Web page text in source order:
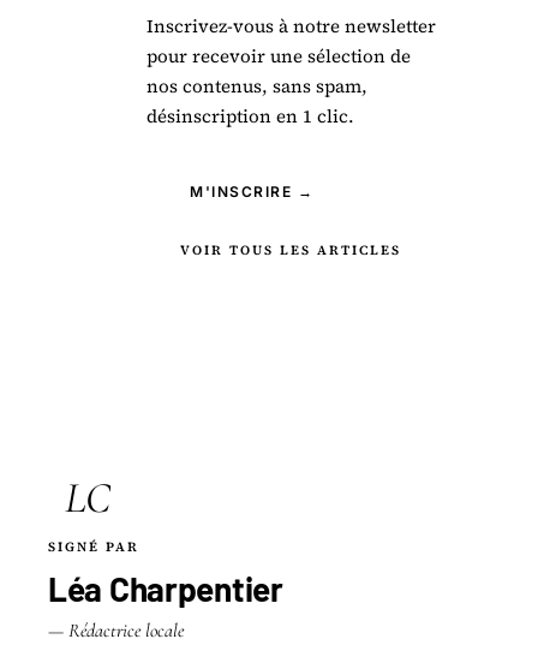
Inscrivez-vous à notre newsletter
pour recevoir une sélection de
nos contenus, sans spam,
désinscription en 1 clic.
M'INSCRIRE →
VOIR TOUS LES ARTICLES
LC
SIGNÉ PAR
Léa Charpentier
— Rédactrice locale